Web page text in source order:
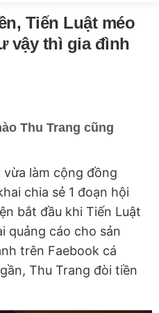
Tiến Luật méo
vậy thì gia đình
Thu Trang cũng
vừa làm cộng đồng
chia sẻ 1 đoạn hội
bắt đầu khi Tiến Luật
quảng cáo cho sản
trên Faebook cá
Thu Trang đòi tiền